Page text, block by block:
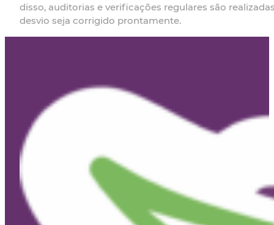
disso, auditorias e verificações regulares são
desvio seja corrigido prontamente.